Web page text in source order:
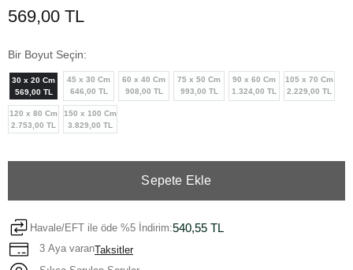
569,00 TL
Bir Boyut Seçin:
30 x 20 Cm
569,00 TL
45 x 30 Cm
646,00 TL
60 x 40 Cm
908,00 TL
75 x 50 Cm
993,00 TL
90 x 60 Cm
1.324,00 TL
105 x 70 Cm
2.229,00 TL
120 x 80 Cm
2.753,00 TL
150 x 100 Cm
3.829,00 TL
Sepete Ekle
Havale/EFT ile öde %5 İndirim:540,55 TL
3 Aya varanTaksitler